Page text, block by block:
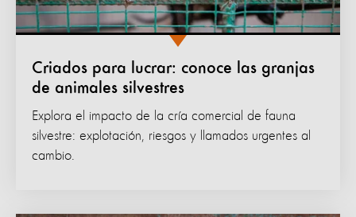
Criados para lucrar: conoce las granjas
de animales silvestres
Explora el impacto de la cría comercial de fauna
silvestre: explotación, riesgos y llamados urgentes al
cambio.